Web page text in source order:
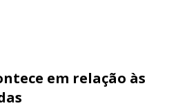
em relação às